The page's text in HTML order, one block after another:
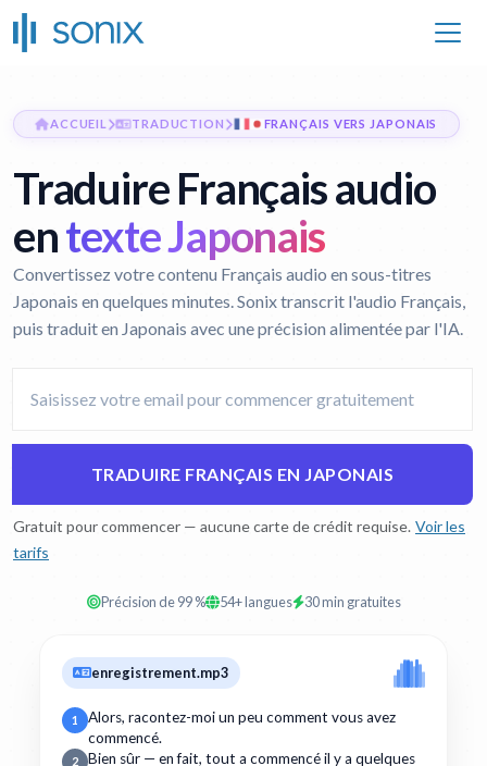
ACCUEIL TRADUCTION FRANÇAIS VERS JAPONAIS
Traduire Français audio
entexte Japonais
Convertissez votre contenu Français audio en sous-titres
Japonais en quelques minutes. Sonix transcrit l'audio Français,
puis traduit en Japonais avec une précision alimentée par l'IA.
TRADUIRE FRANÇAIS EN JAPONAIS
Gratuit pour commencer — aucune carte de crédit requise. Voir les
tarifs
Précision de 99 % 54+ langues 30 min gratuites
enregistrement.mp3
1
Alors, racontez-moi un peu comment vous avez
commencé.
2
Bien sûr — en fait, tout a commencé il y a quelques